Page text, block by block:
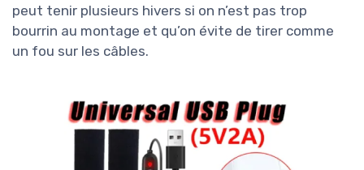
peut tenir plusieurs hivers si on n’est pas trop
bourrin au montage et qu’on évite de tirer comme
un fou sur les câbles.